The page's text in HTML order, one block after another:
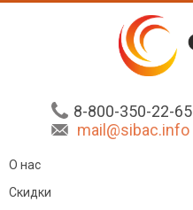
8-800-350-22-65
mail@sibac.info
О нас
Скидки